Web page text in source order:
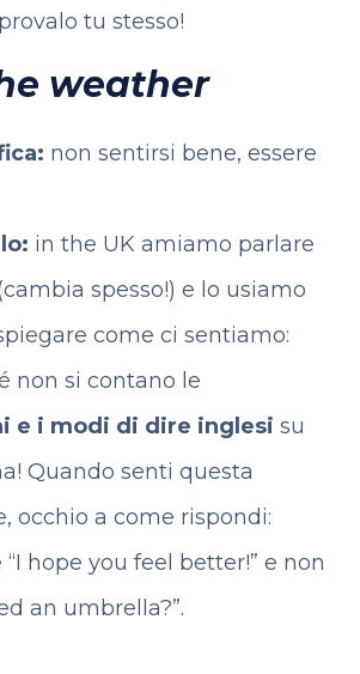
tu stesso!
weather
non sentirsi bene, essere
in the UK amiamo parlare
spesso!) e lo usiamo
come ci sentiamo:
non si contano le
e i modi di dire inglesi su
Quando senti questa
occhio a come rispondi:
hope you feel better!” e non
an umbrella?”.